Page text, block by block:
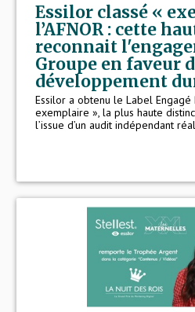
Essilor classé «
l’AFNOR : cette
reconnait
Groupe en faveur
développement
Essilor a obtenu le Label Engagé
exemplaire », la plus haute
l’issue d’un audit indépendant